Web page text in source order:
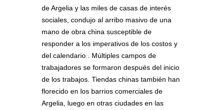
de Argelia y las miles de casas de interés
sociales, condujo al arribo masivo de una
mano de obra china susceptible de
responder a los imperativos de los costos y
del calendario . Múltiples campos de
trabajadores se formaron después del inicio
de los trabajos. Tiendas chinas también han
florecido en los barrios comerciales de
Argelia, luego en otras ciudades en las